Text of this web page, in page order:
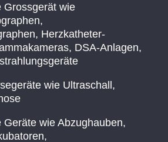
Grossgerät wie
Herzkatheter-
DSA-Anlagen,
wie Ultraschall,
Geräte wie Abzughauben,